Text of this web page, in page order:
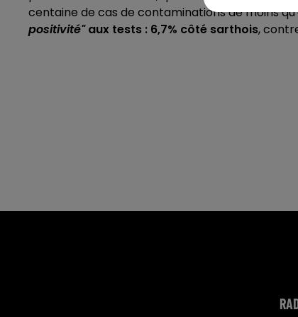
centaine de cas de contaminations de moins
positivité"aux tests : 6,7% côté sarthois,